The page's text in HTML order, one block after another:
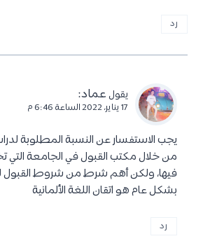
رد
يقول عماد:
17 يناير، 2022 الساعة 6:46 م
يجب الاستفسار عن النسبة المطلوبة
من خلال مكتب القبول في الجامعة التي
فيها، ولكن أهم شرط من شروط القبول
بشكل عام هو اتقان اللغة الألمانية
رد